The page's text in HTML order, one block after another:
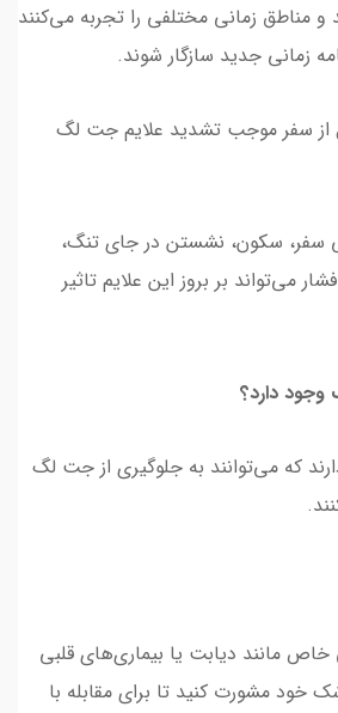
مناطق زمانی مختلفی را تجربه می‌کنند
زمانی جدید سازگار شوند.
از سفر موجب تشدید علایم جت لگ
سفر، سکون، نشستن در جای تنگ،
می‌تواند بر بروز این علایم تاثیر
وجود دارد؟
که می‌توانند به جلوگیری از جت لگ
خاص مانند دیابت یا بیماری‌های قلبی
خود مشورت کنید تا برای مقابله با